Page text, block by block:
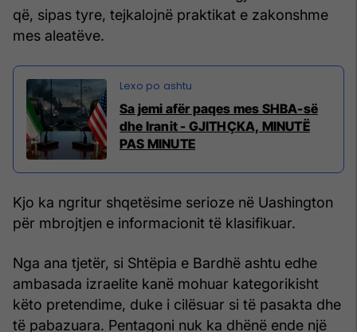
që, sipas tyre, tejkalojnë praktikat e zakonshme
mes aleatëve.
Sa jemi afër paqes mes SHBA-së
dhe Iranit - GJITHÇKA, MINUTË
PAS MINUTE
Kjo ka ngritur shqetësime serioze në Uashington
për mbrojtjen e informacionit të klasifikuar.
Nga ana tjetër, si Shtëpia e Bardhë ashtu edhe
ambasada izraelite kanë mohuar kategorikisht
këto pretendime, duke i cilësuar si të pasakta dhe
të pabazuara. Pentagoni nuk ka dhënë ende një